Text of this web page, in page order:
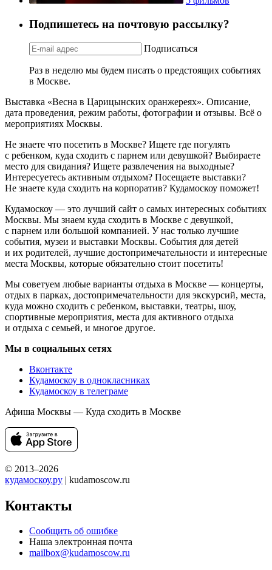
Подпишетесь на почтовую рассылку?
Подписаться
Раз в неделю мы будем писать о предстоящих событиях
в Москве.
Выставка «Весна в Царицынских оранжереях». Описание,
дата проведения, режим работы, фотографии и отзывы. Всё о
мероприятиях Москвы.
Не знаете что посетить в Москве? Ищете где погулять
с ребенком, куда сходить с парнем или девушкой? Выбираете
место для свидания? Ищете развлечения на выходные?
Интересуетесь активным отдыхом? Посещаете выставки?
Не знаете куда сходить на корпоратив? Кудамоскоу поможет!
Кудамоскоу — это лучший сайт о самых интересных событиях
Москвы. Мы знаем куда сходить в Москве с девушкой,
с парнем или большой компанией. У нас только лучшие
события, музеи и выставки Москвы. События для детей
и их родителей, лучшие достопримечательности и интересные
места Москвы, которые обязательно стоит посетить!
Мы советуем любые варианты отдыха в Москве — концерты,
отдых в парках, достопримечательности для экскурсий, места,
куда можно сходить с ребенком, выставки, театры, шоу,
спортивные мероприятия, места для активного отдыха
и отдыха с семьей, и многое другое.
Мы в социальных сетях
Вконтакте
Кудамоскоу в однокласниках
Кудамоскоу в телеграме
Афиша Москвы — Куда сходить в Москве
© 2013–2026
кудамоскоу.ру | kudamoscow.ru
Контакты
Сообщить об ошибке
Наша электронная почта
mailbox@kudamoscow.ru